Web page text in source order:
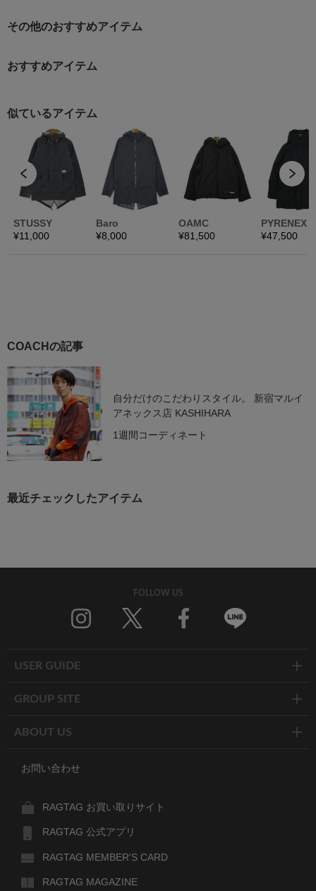
その他のおすすめアイテム
おすすめアイテム
COACHの記事
自分だけのこだわりスタイル。 新宿マルイ
アネックス店 KASHIHARA
1週間コーディネート
最近チェックしたアイテム
FOLLOW US
USER GUIDE
GROUP SITE
ABOUT US
お問い合わせ
RAGTAG お買い取りサイト
RAGTAG 公式アプリ
RAGTAG MEMBER'S CARD
RAGTAG MAGAZINE